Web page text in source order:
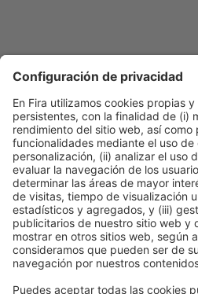
Descubre más
expositores de
Facebook Twitter LinkedIn